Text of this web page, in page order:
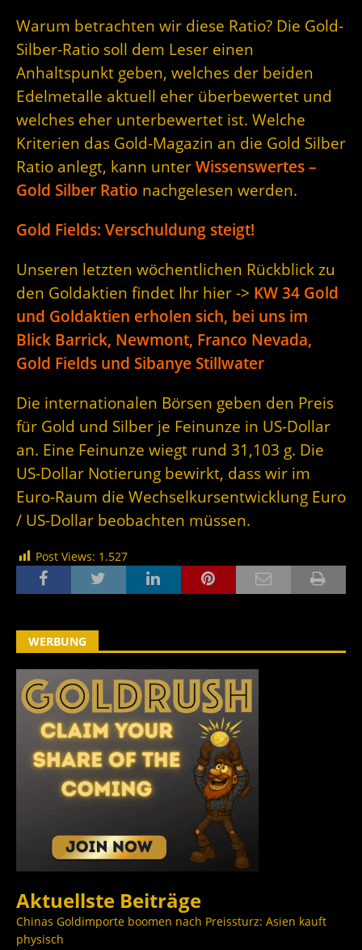
Warum betrachten wir diese Ratio? Die Gold-
Silber-Ratio soll dem Leser einen
Anhaltspunkt geben, welches der beiden
Edelmetalle aktuell eher überbewertet und
welches eher unterbewertet ist. Welche
Kriterien das Gold-Magazin an die Gold Silber
Ratio anlegt, kann unter Wissenswertes –
Gold Silber Ratio nachgelesen werden.
Gold Fields: Verschuldung steigt!
Unseren letzten wöchentlichen Rückblick zu
den Goldaktien findet Ihr hier -> KW 34 Gold
und Goldaktien erholen sich, bei uns im
Blick Barrick, Newmont, Franco Nevada,
Gold Fields und Sibanye Stillwater
Die internationalen Börsen geben den Preis
für Gold und Silber je Feinunze in US-Dollar
an. Eine Feinunze wiegt rund 31,103 g. Die
US-Dollar Notierung bewirkt, dass wir im
Euro-Raum die Wechselkursentwicklung Euro
/ US-Dollar beobachten müssen.
Post Views: 1.527
WERBUNG
Aktuellste Beiträge
Chinas Goldimporte boomen nach Preissturz: Asien kauft
physisch